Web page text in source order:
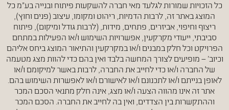
כל הזכויות שמורות לגלעד מאי חברה להשקעות פיתוח ובנייה בע״מ כל
המוצג באתר זה, לרבות הדמיות, ריהוט ומקומו, עיצוב (פנים וחוץ),
ריצוף וחיפוי, אביזרים, פתחים, מידות, (לרבות גודל ומיקום), פיתוח
סביבתי, ייעודי מקרקעין, אפשרויות השימוש ו/או הפעילות במתחם
הפרויקט וכל חלק במבנים ו/או במקרקעין והתיאור המוצג ביחס אליהם
וכיוב' – מופיעים לצורך המחשה בלבד ואין בהם כדי להוות מצג מטעמה
של החברה ו/או כדי לחייב את החברה, לרבות באשר למיקומם ו/או
לאופן בנייתם ו/או לתכנונם ו/או לאישורם ו/או לאפשרות השימוש בהם.
אתר זה אינו מהווה הצעה ו/או מצג, אינה חלק מתנאי הסכם המכר
וההתקשרות בין הצדדים, ואין בה לחייב את החברה. הסכם המכר